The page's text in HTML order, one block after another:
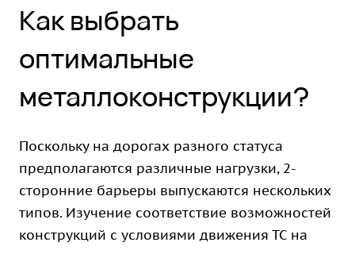
Как выбрать
оптимальные
металлоконструкции?
Поскольку на дорогах разного статуса
предполагаются различные нагрузки, 2-
сторонние барьеры выпускаются нескольких
типов. Изучение соответствие возможностей
конструкций с условиями движения ТС на